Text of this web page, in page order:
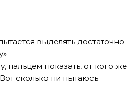
выделять достаточно
пальцем показать, от кого же
сколько ни пытаюсь